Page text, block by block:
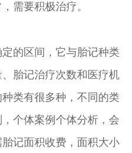
需要积极治疗。
的区间，它与胎记种类
胎记治疗次数和医疗机
类有很多种，不同的类
个体案例个体分析，会
记面积收费，面积大小